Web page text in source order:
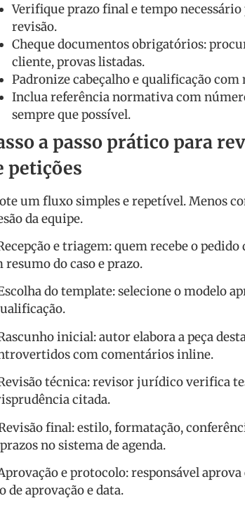
Verifique prazo final e tempo necessário
revisão.
Cheque documentos obrigatórios:
cliente, provas listadas.
Padronize cabeçalho e qualificação
Inclua referência normativa com
sempre que possível.
a passo prático para
petições
um fluxo simples e repetível. Menos
da equipe.
e triagem: quem recebe o
resumo do caso e prazo.
do template: selecione o modelo
inicial: autor elabora a peça
com comentários inline.
técnica: revisor jurídico verifica
citada.
final: estilo, formatação,
no sistema de agenda.
e protocolo: responsável
de aprovação e data.